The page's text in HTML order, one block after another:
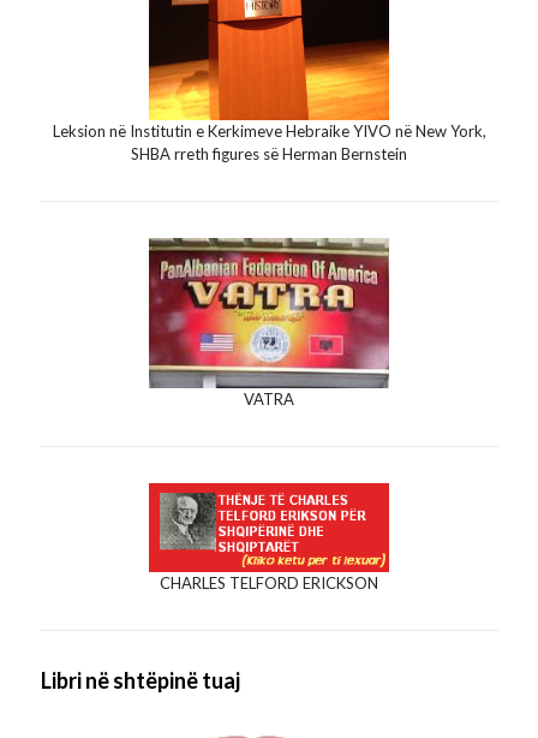
Leksion në Institutin e Kerkimeve Hebraike YIVO në New York,
SHBA rreth figures së Herman Bernstein
VATRA
CHARLES TELFORD ERICKSON
Libri në shtëpinë tuaj